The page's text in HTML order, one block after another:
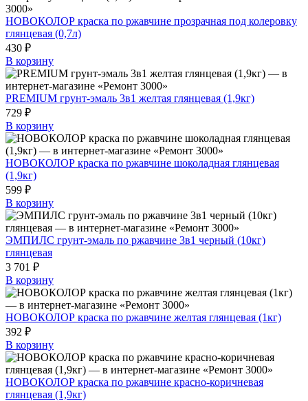
НОВОКОЛОР краска по ржавчине прозрачная под колеровку
глянцевая (0,7л)
430 ₽
В корзину
PREMIUM грунт-эмаль 3в1 желтая глянцевая (1,9кг)
729 ₽
В корзину
НОВОКОЛОР краска по ржавчине шоколадная глянцевая
(1,9кг)
599 ₽
В корзину
ЭМПИЛС грунт-эмаль по ржавчине 3в1 черный (10кг)
глянцевая
3 701 ₽
В корзину
НОВОКОЛОР краска по ржавчине желтая глянцевая (1кг)
392 ₽
В корзину
НОВОКОЛОР краска по ржавчине красно-коричневая
глянцевая (1,9кг)